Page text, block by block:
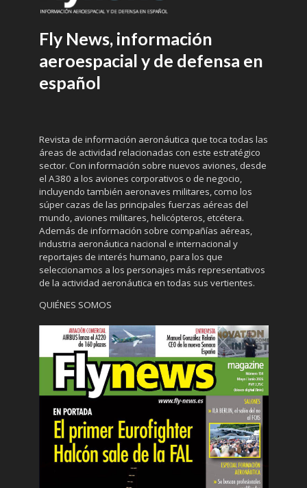
Fly News, información
aeroespacial y de defensa en
español
Revista de información aeronáutica que toca todas las
áreas de actividad relacionadas con este estratégico
sector. Con información sobre nuevos aviones, desde
el A380 a los aviones corporativos o de negocio,
incluyendo también aeronaves militares, como los
súper cazas de las principales fuerzas aéreas del
mundo, aviones militares, helicópteros, etcétera.
Además de información sobre compañías aéreas,
industria aeronáutica nacional e internacional y
reportajes de interés humano, para los que
seleccionamos a los personajes más representativos
de la actividad aeronáutica en todas sus vertientes.
QUIÉNES SOMOS